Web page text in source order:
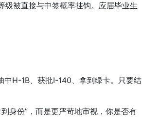
被直接与中签概率挂钩。应届毕业生
H-1B、获批I-140、拿到绿卡。只要结
身份”，而是更严苛地审视，你是否有